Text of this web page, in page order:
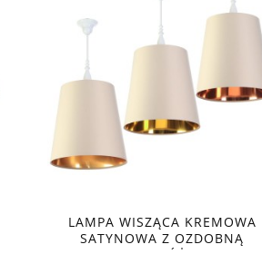
LAMPA WISZĄCA KREMOWA
SATYNOWA Z OZDOBNĄ
KOLUMIENKĄ, RÓŻNE KOLORY